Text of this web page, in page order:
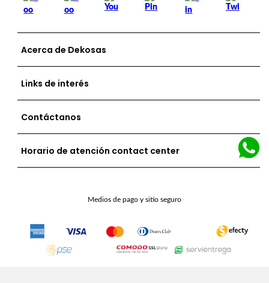
Acerca de Dekosas
Links de interés
Contáctanos
Horario de atención contact center
Medios de pago y sitio seguro